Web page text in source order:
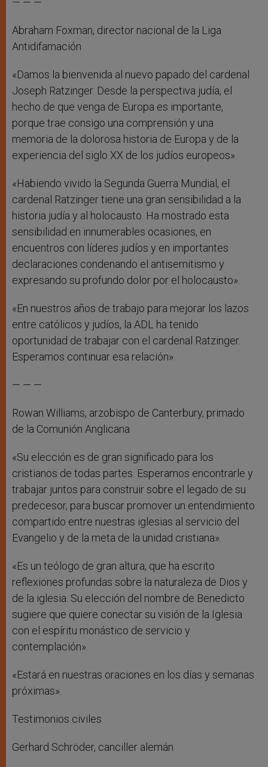
Abraham Foxman, director nacional de la Liga
Antidifamación
«Damos la bienvenida al nuevo papado del cardenal
Joseph Ratzinger. Desde la perspectiva judía, el
hecho de que venga de Europa es importante,
porque trae consigo una comprensión y una
memoria de la dolorosa historia de Europa y de la
experiencia del siglo XX de los judíos europeos».
«Habiendo vivido la Segunda Guerra Mundial, el
cardenal Ratzinger tiene una gran sensibilidad a la
historia judía y al holocausto. Ha mostrado esta
sensibilidad en innumerables ocasiones, en
encuentros con líderes judíos y en importantes
declaraciones condenando el antisemitismo y
expresando su profundo dolor por el holocausto».
«En nuestros años de trabajo para mejorar los lazos
entre católicos y judíos, la ADL ha tenido
oportunidad de trabajar con el cardenal Ratzinger.
Esperamos continuar esa relación».
— — —
Rowan Williams, arzobispo de Canterbury, primado
de la Comunión Anglicana
«Su elección es de gran significado para los
cristianos de todas partes. Esperamos encontrarle y
trabajar juntos para construir sobre el legado de su
predecesor, para buscar promover un entendimiento
compartido entre nuestras iglesias al servicio del
Evangelio y de la meta de la unidad cristiana».
«Es un teólogo de gran altura, que ha escrito
reflexiones profundas sobre la naturaleza de Dios y
de la iglesia. Su elección del nombre de Benedicto
sugiere que quiere conectar su visión de la Iglesia
con el espíritu monástico de servicio y
contemplación».
«Estará en nuestras oraciones en los días y semanas
próximas».
Testimonios civiles
Gerhard Schröder, canciller alemán